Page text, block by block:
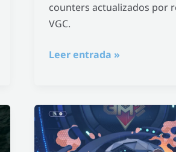
counters actualizados por
VGC.
Leer entrada »
Sneasler
VGC